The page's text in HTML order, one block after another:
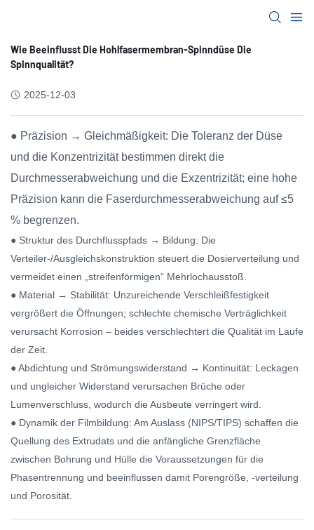
Wie Beeinflusst Die Hohlfasermembran-Spinndüse Die
Spinnqualität?
2025-12-03
● Präzision → Gleichmäßigkeit: Die Toleranz der Düse
und die Konzentrizität bestimmen direkt die
Durchmesserabweichung und die Exzentrizität; eine hohe
Präzision kann die Faserdurchmesserabweichung auf ≤5
% begrenzen.
● Struktur des Durchflusspfads → Bildung: Die
Verteiler-/Ausgleichskonstruktion steuert die Dosierverteilung und
vermeidet einen „streifenförmigen“ Mehrlochausstoß.
● Material → Stabilität: Unzureichende Verschleißfestigkeit
vergrößert die Öffnungen; schlechte chemische Verträglichkeit
verursacht Korrosion – beides verschlechtert die Qualität im Laufe
der Zeit.
● Abdichtung und Strömungswiderstand → Kontinuität: Leckagen
und ungleicher Widerstand verursachen Brüche oder
Lumenverschluss, wodurch die Ausbeute verringert wird.
● Dynamik der Filmbildung: Am Auslass (NIPS/TIPS) schaffen die
Quellung des Extrudats und die anfängliche Grenzfläche
zwischen Bohrung und Hülle die Voraussetzungen für die
Phasentrennung und beeinflussen damit Porengröße, -verteilung
und Porosität.